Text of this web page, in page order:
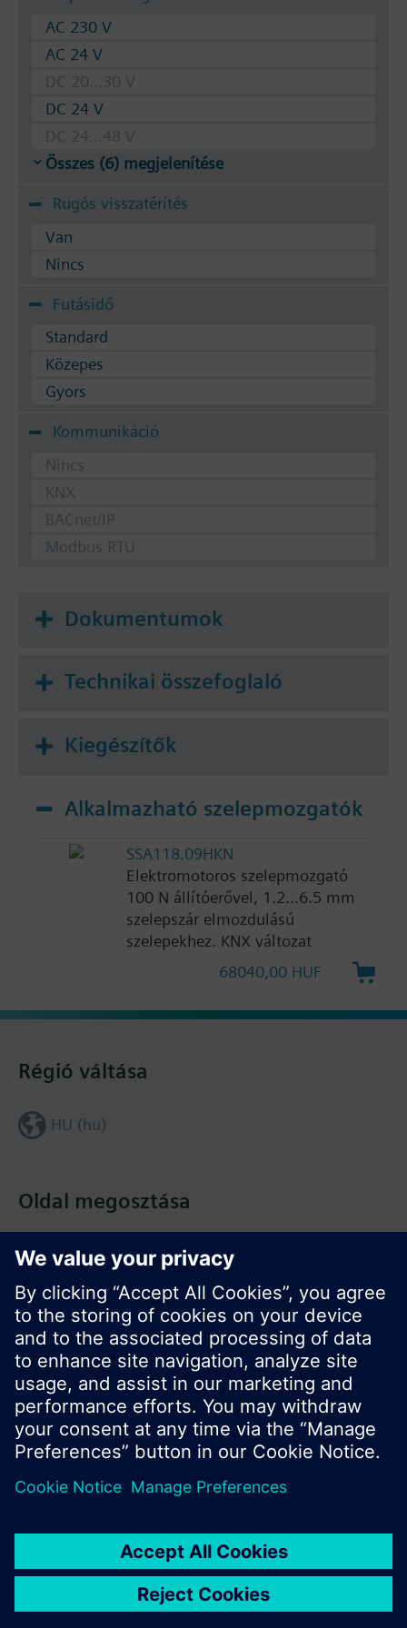
Használható közeg: Víz (VDI 2035 szerint),
fagyállóval kevert víz
használható: SSA.. / STA.. / STS61.. / RTN..
AC 230 V
AC 24 V
DC 20...30 V
DC 24 V
DC 24...48 V
Összes (6) megjelenítése
Rugós visszatérítés
Van
Nincs
Futásidő
Standard
Közepes
Gyors
Kommunikáció
Nincs
KNX
BACnet/IP
Modbus RTU
Dokumentumok
Technikai összefoglaló
Kiegészítők
Alkalmazható szelepmozgatók
SSA118.09HKN
Elektromotoros szelepmozgató
100 N állítóerővel, 1.2...6.5 mm
szelepszár elmozdulású
szelepekhez. KNX változat
68040,00 HUF
Oldal megosztása
Régió váltása
HU (hu)
© Siemens Switzerland Ltd. Building Technologies
Division - 2016
A termékválaszték és az árak országonként
Biztonsági előírás
A felhasználás feltételei